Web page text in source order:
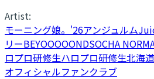
Artist:
モーニング娘。'26アンジュルム
リーBEYOOOOONDSOCHA
ロプロ研修生ハロプロ研修生北海道
オフィシャルファンクラブ